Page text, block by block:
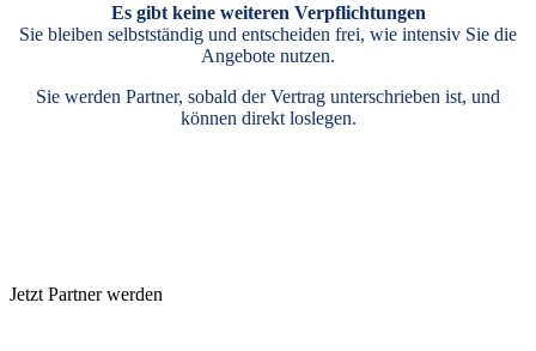
Es gibt keine weiteren Verpflichtungen
Sie bleiben selbstständig und entscheiden frei, wie intensiv Sie die
Angebote nutzen.
Sie werden Partner, sobald der Vertrag unterschrieben ist, und
können direkt loslegen.
Jetzt Partner werden